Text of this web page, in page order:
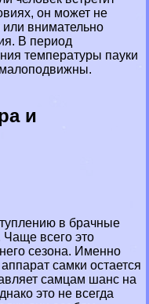
он может не
внимательно
В период
температуры пауки
и
в брачные
всего это
сезона. Именно
самки остается
самцам шанс на
это не всегда